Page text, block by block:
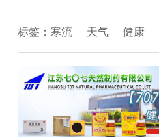
标签： 寒流 天气 健康